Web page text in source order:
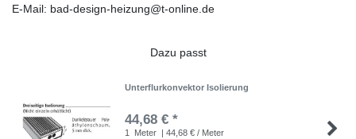
E-Mail: bad-design-heizung@t-online.de
Dazu passt
Unterflurkonvektor Isolierung
44,68 € *
1 Meter | 44,68 € / Meter